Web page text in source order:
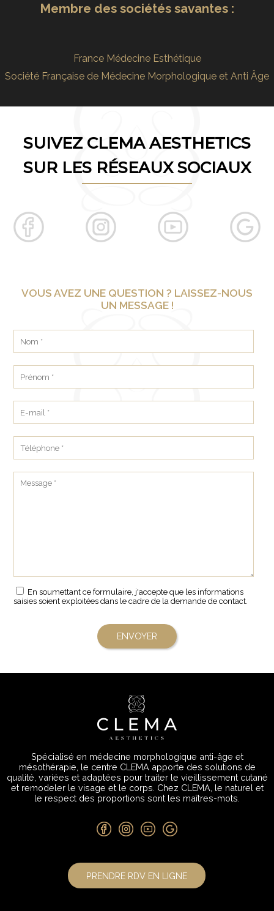
Membre des sociétés savantes :
France Médecine Esthétique
Société Française de Médecine Morphologique et Anti Âge
SUIVEZ CLEMA AESTHETICS
SUR LES RÉSEAUX SOCIAUX
VOUS AVEZ UNE QUESTION ? LAISSEZ-NOUS
UN MESSAGE !
En soumettant ce formulaire, j'accepte que les informations
saisies soient exploitées dans le cadre de la demande de contact.
Spécialisé en médecine morphologique anti-âge et
mésothérapie, le centre CLEMA apporte des solutions de
qualité, variées et adaptées pour traiter le vieillissement cutané
et remodeler le visage et le corps. Chez CLEMA, le naturel et
le respect des proportions sont les maîtres-mots.
PRENDRE RDV EN LIGNE